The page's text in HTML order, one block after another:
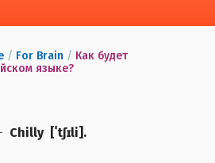
/ For Brain / Как будет
языке?
Chilly [ˈtʃɪli].